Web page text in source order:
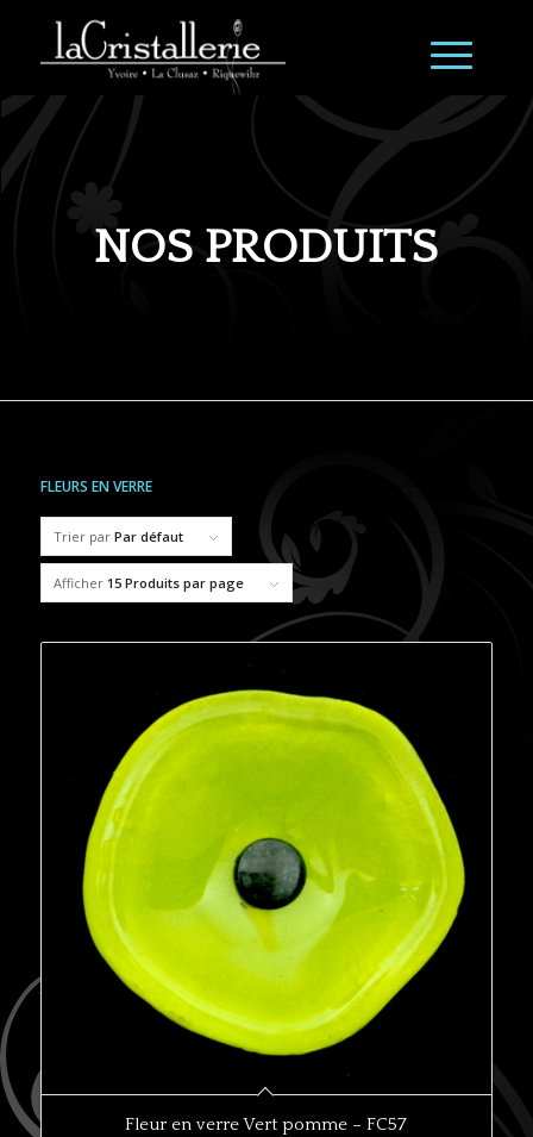
NOS PRODUITS
FLEURS EN VERRE
Trier par Par défaut
Afficher 15 Produits par page
Fleur en verre Vert pomme – FC57